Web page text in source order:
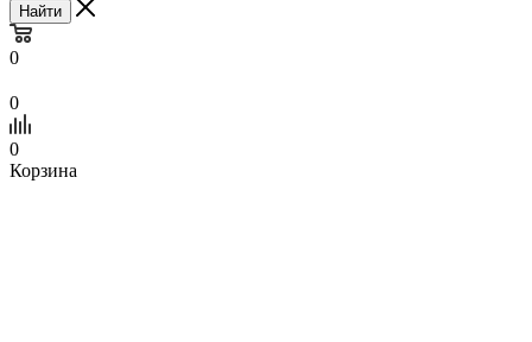
Найти
0
0
0
Корзина